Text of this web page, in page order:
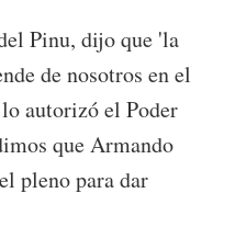
Pinu, dijo que 'la
de nosotros en el
autorizó el Poder
que Armando
pleno para dar